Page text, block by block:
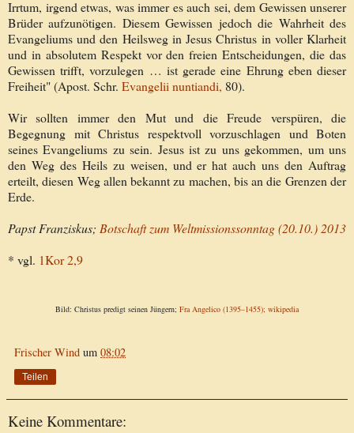
Irrtum, irgend etwas, was immer es auch sei, dem Gewissen unserer
Brüder aufzunötigen. Diesem Gewissen jedoch die Wahrheit des
Evangeliums und den Heilsweg in Jesus Christus in voller Klarheit
und in absolutem Respekt vor den freien Entscheidungen, die das
Gewissen trifft, vorzulegen … ist gerade eine Ehrung eben dieser
Freiheit" (Apost. Schr. Evangelii nuntiandi, 80).
Wir sollten immer den Mut und die Freude verspüren, die
Begegnung mit Christus respektvoll vorzuschlagen und Boten
seines Evangeliums zu sein. Jesus ist zu uns gekommen, um uns
den Weg des Heils zu weisen, und er hat auch uns den Auftrag
erteilt, diesen Weg allen bekannt zu machen, bis an die Grenzen der
Erde.
Papst Franziskus; Botschaft zum Weltmissionssonntag (20.10.) 2013
* vgl. 1Kor 2,9
Bild: Christus predigt seinen Jüngern; Fra Angelico (1395–1455); wikipedia
Frischer Wind um 08:02
Teilen
Keine Kommentare: